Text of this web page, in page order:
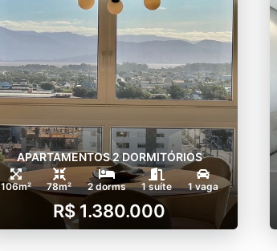
APARTAMENTOS 2 DORMITÓRIOS
106m² 78m² 2 dorms 1 suíte 1 vaga
R$ 1.380.000